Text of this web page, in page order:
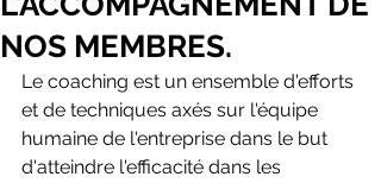
NOS MEMBRES.
Le coaching est un ensemble d'efforts
et de techniques axés sur l'équipe
humaine de l'entreprise dans le but
d'atteindre l'efficacité dans les